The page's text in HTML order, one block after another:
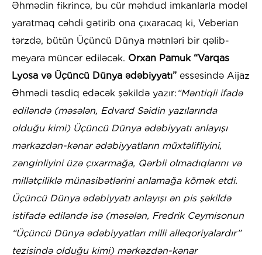
Əhmədin fikrincə, bu cür məhdud imkanlarla model
yaratmaq cəhdi gətirib ona çıxaracaq ki, Veberian
tərzdə, bütün Üçüncü Dünya mətnləri bir qəlib-
meyara müncər ediləcək. Orxan Pamuk “Varqas
Lyosa və Üçüncü Dünya ədəbiyyatı” essesində Aijaz
Əhmədi təsdiq edəcək şəkildə yazır: “Məntiqli ifadə
ediləndə (məsələn, Edvard Səidin yazılarında
olduğu kimi) Üçüncü Dünya ədəbiyyatı anlayışı
mərkəzdən-kənar ədəbiyyatların müxtəlifliyini,
zənginliyini üzə çıxarmağa, Qərbli olmadıqlarını və
millətçiliklə münasibətlərini anlamağa kömək etdi.
Üçüncü Dünya ədəbiyyatı anlayışı ən pis şəkildə
istifadə ediləndə isə (məsələn, Fredrik Ceymisonun
“Üçüncü Dünya ədəbiyyatları milli alleqoriyalardır”
tezisində olduğu kimi) mərkəzdən-kənar